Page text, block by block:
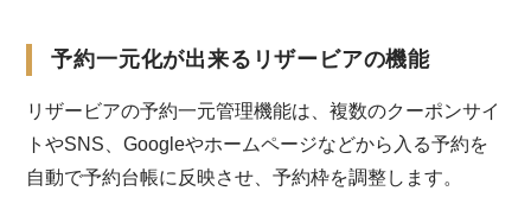
予約一元化が出来るリザービアの機能
リザービアの予約一元管理機能は、複数のクーポンサイ
トやSNS、Googleやホームページなどから入る予約を
自動で予約台帳に反映させ、予約枠を調整します。